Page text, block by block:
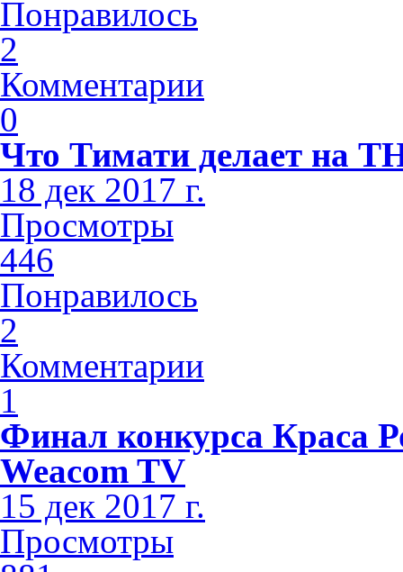
Понравилось
2
Комментарии
0
Что Тимати делает на
18 дек 2017 г.
Просмотры
446
Понравилось
2
Комментарии
1
Финал конкурса Краса
Weacom TV
15 дек 2017 г.
Просмотры